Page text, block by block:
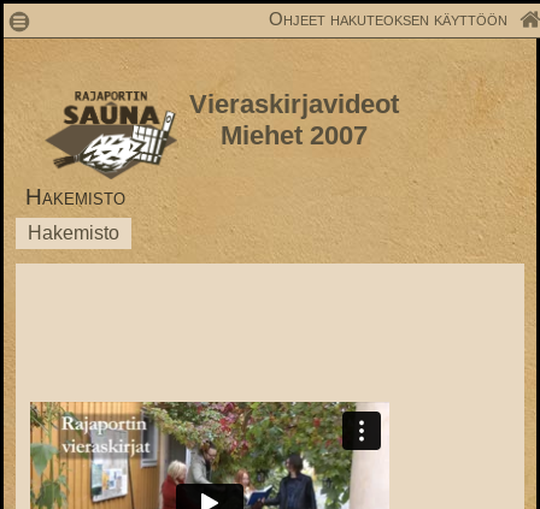
1 Ohjeet hakuteoksen käyttöön
Vieraskirjavideot
Miehet 2007
Hakemisto
Hakemisto